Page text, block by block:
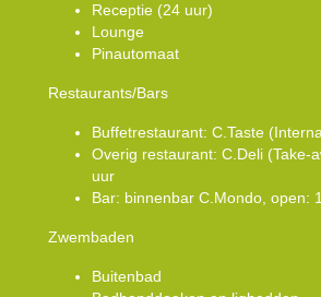
Receptie (24 uur)
Lounge
Pinautomaat
Restaurants/Bars
Buffetrestaurant: C.Taste
Overig restaurant: C.Deli (Take-
uur
Bar: binnenbar C.Mondo, open:
Zwembaden
Buitenbad